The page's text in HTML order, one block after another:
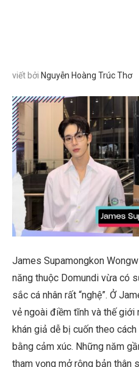
viết bởi Nguyễn Hoàng Trúc Thơ
James Supamongkon
năng thuộc Domundi vừa có
sắc cá nhân rất “nghệ”. Ở
vẻ ngoài điềm tĩnh và thế giới
khán giả dễ bị cuốn theo
bằng cảm xúc. Những năm
tham vọng mở rộng bản thân